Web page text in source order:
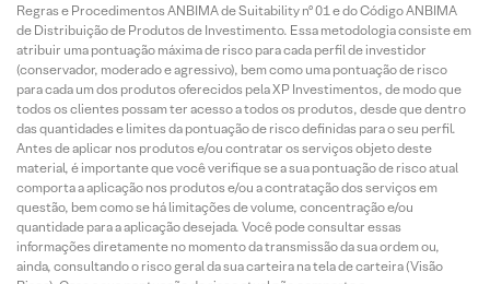
Regras e Procedimentos ANBIMA de Suitability nº 01 e do Código ANBIMA
de Distribuição de Produtos de Investimento. Essa metodologia consiste em
atribuir uma pontuação máxima de risco para cada perfil de investidor
(conservador, moderado e agressivo), bem como uma pontuação de risco
para cada um dos produtos oferecidos pela XP Investimentos, de modo que
todos os clientes possam ter acesso a todos os produtos, desde que dentro
das quantidades e limites da pontuação de risco definidas para o seu perfil.
Antes de aplicar nos produtos e/ou contratar os serviços objeto deste
material, é importante que você verifique se a sua pontuação de risco atual
comporta a aplicação nos produtos e/ou a contratação dos serviços em
questão, bem como se há limitações de volume, concentração e/ou
quantidade para a aplicação desejada. Você pode consultar essas
informações diretamente no momento da transmissão da sua ordem ou,
ainda, consultando o risco geral da sua carteira na tela de carteira (Visão